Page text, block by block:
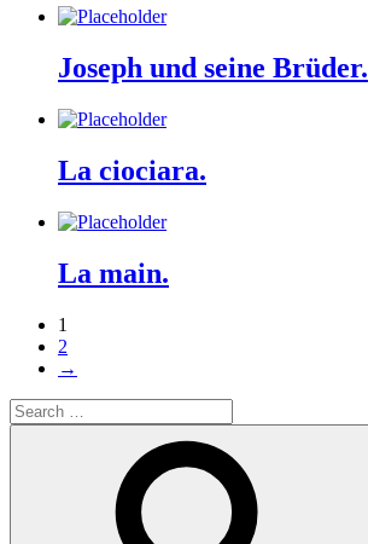
Joseph und seine Brüder.
La ciociara.
La main.
1
2
→
Search
for: